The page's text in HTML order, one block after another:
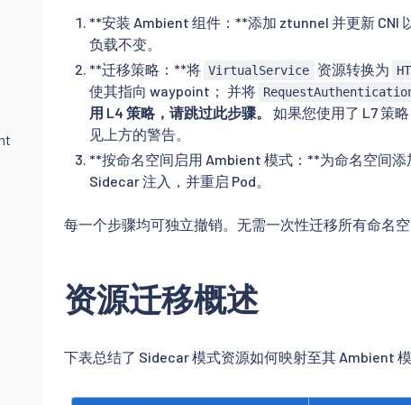
**安装 Ambient 组件：**添加 ztunnel 并更新 CNI
负载不变。
**迁移策略：**将 VirtualService 资源转换为
使其指向 waypoint； 并将
用 L4 策略，请跳过此步骤。
如果您使用了 L7 策
见上方的警告。
**按命名空间启用 Ambient 模式：**为命名空间
Sidecar 注入，并重启 Pod。
每一个步骤均可独立撤销。无需一次性迁移所有命名空
资源迁移概述
下表总结了 Sidecar 模式资源如何映射至其 Ambient